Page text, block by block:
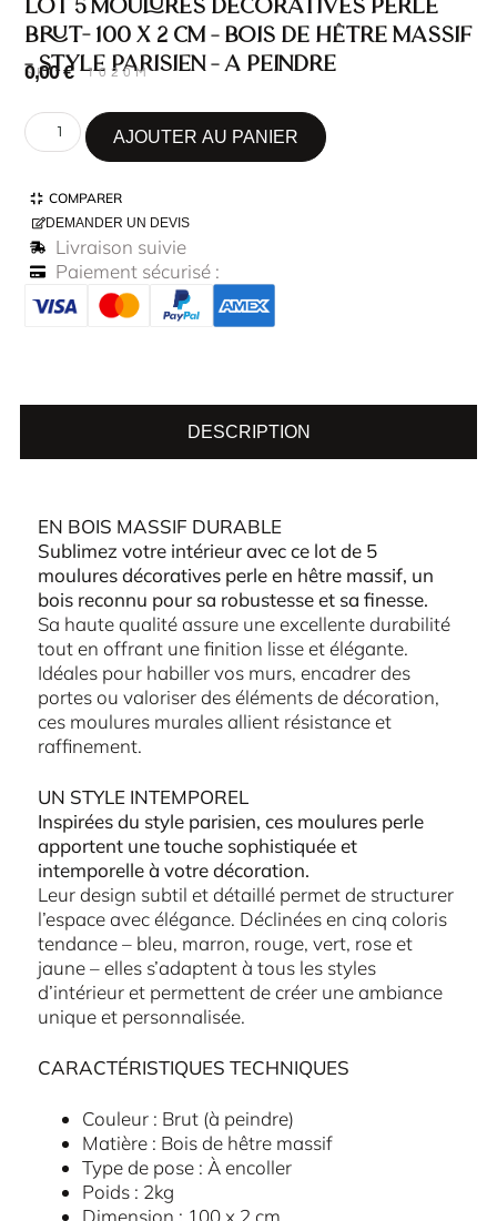
Lot 5 Moulures Décoratives Perle
Brut- 100 x 2 cm – Bois de hêtre massif
– Style Parisien – A peindre
SKU : 1020M
0,00€
AJOUTER AU PANIER
COMPARER
DEMANDER UN DEVIS
Livraison suivie
Paiement sécurisé :
DESCRIPTION
EN BOIS MASSIF DURABLE
Sublimez votre intérieur avec ce lot de 5
moulures décoratives perle en hêtre massif, un
bois reconnu pour sa robustesse et sa finesse.
Sa haute qualité assure une excellente durabilité
tout en offrant une finition lisse et élégante.
Idéales pour habiller vos murs, encadrer des
portes ou valoriser des éléments de décoration,
ces moulures murales allient résistance et
raffinement.
UN STYLE INTEMPOREL
Inspirées du style parisien, ces moulures perle
apportent une touche sophistiquée et
intemporelle à votre décoration.
Leur design subtil et détaillé permet de structurer
l’espace avec élégance. Déclinées en cinq coloris
tendance – bleu, marron, rouge, vert, rose et
jaune – elles s’adaptent à tous les styles
d’intérieur et permettent de créer une ambiance
unique et personnalisée.
CARACTÉRISTIQUES TECHNIQUES
Couleur : Brut (à peindre)
Matière : Bois de hêtre massif
Type de pose : À encoller
Poids : 2kg
Dimension : 100 x 2 cm